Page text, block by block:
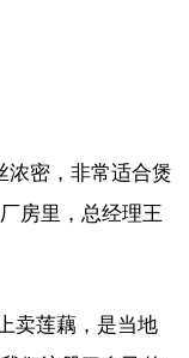
浓密，非常适合煲
房里，总经理王
卖莲藕，是当地